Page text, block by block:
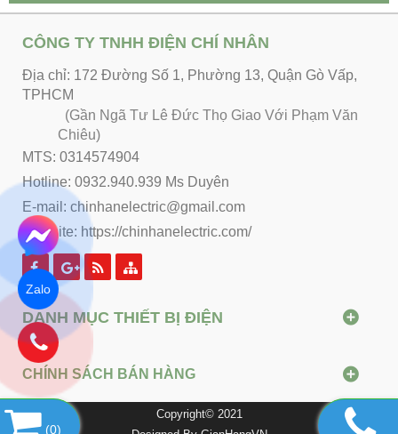
CÔNG TY TNHH ĐIỆN CHÍ NHÂN
Địa chỉ: 172 Đường Số 1, Phường 13, Quận Gò Vấp,
TPHCM
(Gần Ngã Tư Lê Đức Thọ Giao Với Phạm Văn
Chiêu)
MTS: 0314574904
Hotline: 0932.940.939 Ms Duyên
E-mail: chinhanelectric@gmail.com
Website: https://chinhanelectric.com/
DANH MỤC THIẾT BỊ ĐIỆN
CHÍNH SÁCH BÁN HÀNG
Copyright© 2021
(0)
Zalo